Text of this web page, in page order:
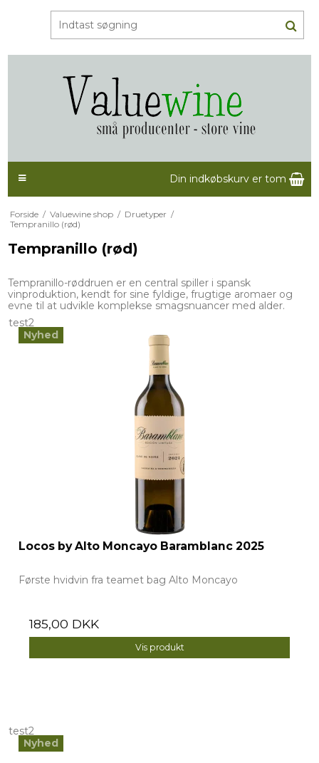
Din indkøbskurv er tom
Forside / Valuewine shop / Druetyper /
Tempranillo (rød)
Tempranillo (rød)
Tempranillo-røddruen er en central spiller i spansk
vinproduktion, kendt for sine fyldige, frugtige aromaer og
evne til at udvikle komplekse smagsnuancer med alder.
Nyhed
test2
Locos by Alto Moncayo Baramblanc 2025
Første hvidvin fra teamet bag Alto Moncayo
185,00 DKK
Vis produkt
Nyhed
test2